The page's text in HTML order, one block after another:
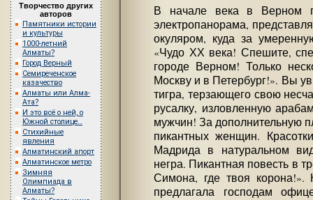
Творчество других
авторов
Памятники истории
и культуры
1000-летний
Алматы?
Город Верный
Семиреченское
казачество
Алматы или Алма-
Ата?
И это всё о ней, о
Южной столице…
Стихийные
явления
Алматинский апорт
Алматинское метро
Зимняя
Олимпиада в
Алматы?
В начале века в Верном
электропанорама,
окуляром, куда за
«Чудо ХХ века! Спешите,
городе Верном! Только
Москву и в Петербург!». Вы
тигра, терзающего свою
русалку, изловленную
мужчин! За дополнительную
пикантных женщин.
Мадрида в натуральном
негра. Пикантная повесть в
Симона, где твоя корона!».
предлагала господам